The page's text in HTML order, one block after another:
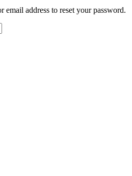
email address to reset your password.